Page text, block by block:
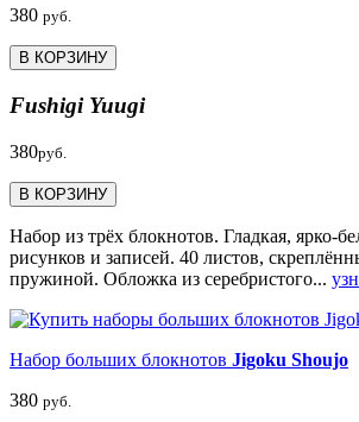
380 руб.
В КОРЗИНУ
Fushigi Yuugi
380руб.
В КОРЗИНУ
Набор из трёх блокнотов. Гладкая, ярко-
рисунков и записей. 40 листов,
пружиной. Обложка из серебристого...
Набор больших блокнотов Jigoku Shoujo
380 руб.